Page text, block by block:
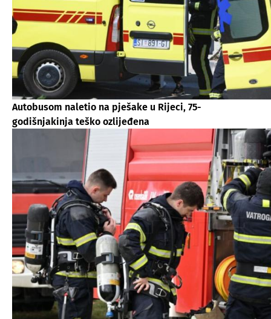
Autobusom naletio na pješake u Rijeci, 75-
godišnjakinja teško ozlijeđena